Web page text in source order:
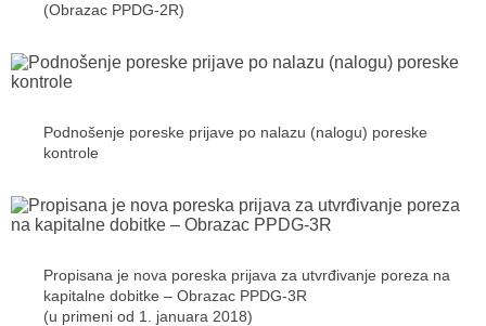
(Obrazac PPDG-2R)
Podnošenje poreske prijave po nalazu (nalogu) poreske
kontrole
Propisana je nova poreska prijava za utvrđivanje poreza na
kapitalne dobitke – Obrazac PPDG-3R
(u primeni od 1. januara 2018)